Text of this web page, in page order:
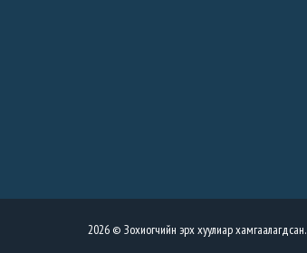
2026 © Зохиогчийн эрх хуулиар хамгаалагдсан.